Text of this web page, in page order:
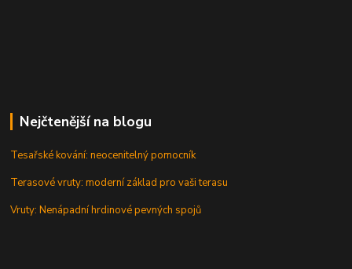
Nejčtenější na blogu
Tesařské kování: neocenitelný pomocník
Terasové vruty: moderní základ pro vaši terasu
Vruty: Nenápadní hrdinové pevných spojů